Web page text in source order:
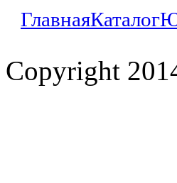
ГлавнаяКаталог
Copyright